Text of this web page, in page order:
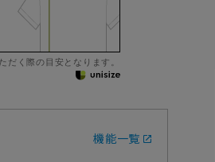
だく際の目安となります。
機能一覧